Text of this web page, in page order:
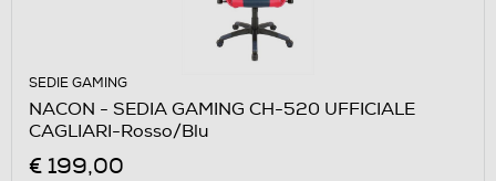
SEDIE GAMING
NACON - SEDIA GAMING CH-520 UFFICIALE
CAGLIARI-Rosso/Blu
€ 199,00